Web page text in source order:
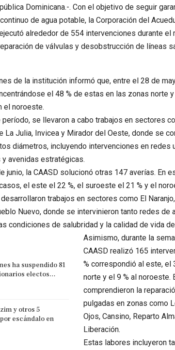
Dominicana.-. Con el objetivo de seguir
de agua potable, la Corporación del
alrededor de 554 intervenciones durante el
de válvulas y desobstrucción de líneas
de la institución informó que, entre el 28 de
el 48 % de estas en las zonas norte
el noroeste.
se llevaron a cabo trabajos en sectores
La Julia, Invicea y Mirador del Oeste, donde se
diámetros, incluyendo intervenciones en redes
avenidas estratégicas.
junio, la CAASD solucionó otras 147 averías. En
el este el 22 %, el suroeste el 21 % y el
trabajos en sectores como El
Nuevo, donde se intervinieron tanto redes de
condiciones de salubridad y la calidad de vida
ha suspendido 81
electos…
y otros 5
escándalo en
Asimismo, durante la
CAASD realizó 165
% correspondió al este, el
norte y el 9 % al noroeste.
comprendieron la
pulgadas en zonas como
Ojos, Cansino, Reparto
Liberación.
Estas labores incluyeron